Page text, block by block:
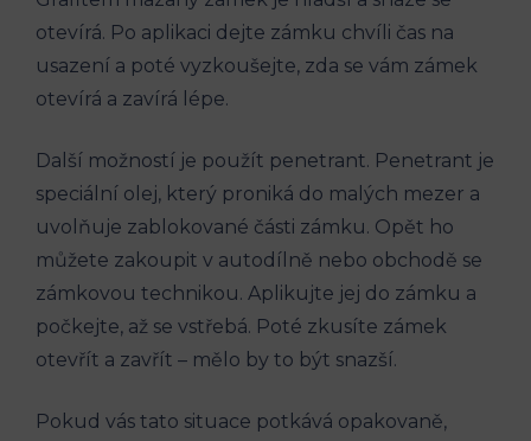
otevírá. Po aplikaci​ dejte ​zámku chvíli čas na
usazení a ⁤poté⁣ vyzkoušejte,⁣ zda se vám zámek‍
otevírá a zavírá lépe.
Další možností ‍je⁤ použít penetrant. Penetrant ​je
speciální olej, který proniká do malých mezer a
uvolňuje zablokované‌ části zámku. Opět ho
můžete zakoupit‌ v autodílně nebo ‌obchodě se‌
zámkovou technikou. ‌Aplikujte ‌jej do zámku a
počkejte, až ⁣se vstřebá. ⁣Poté zkusíte zámek
otevřít⁢ a zavřít – mělo by to být⁤ snazší.
Pokud vás tato ‌situace potkává ‍opakovaně, ​